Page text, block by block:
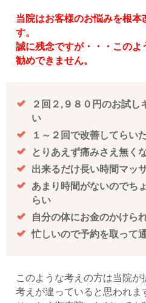
当院はお客様のお悩みを根本
す。
誠に残念ですが・・・このよ
勧めできません。
２回２,９８０円のお試し
い
１～２回で改善してらい
とりあえず痛みさえ無く
出来るだけ長い時間マッ
あまり時間がないのでち
らい
自分の体にお金のかけら
忙しいので予約を取って
このような考えの方は当院
考えが違っていると思われま